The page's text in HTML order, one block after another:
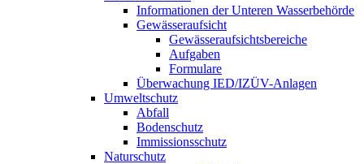
Informationen der Unteren Wasserbehörde
Gewässeraufsicht
Gewässeraufsichtsbereiche
Aufgaben
Formulare
Überwachung IED/IZÜV-Anlagen
Umweltschutz
Abfall
Bodenschutz
Immissionsschutz
Naturschutz